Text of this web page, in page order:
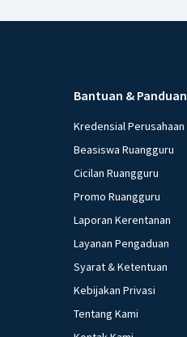
Bantuan & Panduan
Kredensial Perusahaan
Beasiswa Ruangguru
Cicilan Ruangguru
Promo Ruangguru
Laporan Kerentanan
Layanan Pengaduan
Syarat & Ketentuan
Kebijakan Privasi
Tentang Kami